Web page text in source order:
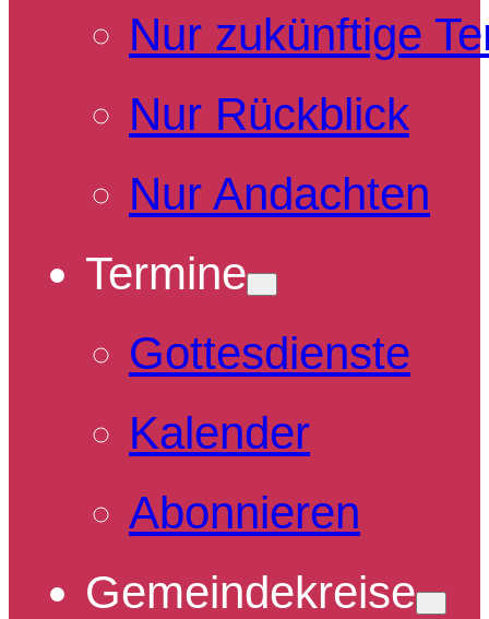
Nur zukünftige
Nur Rückblick
Nur Andachten
Termine
Gottesdienste
Kalender
Abonnieren
Gemeindekreise